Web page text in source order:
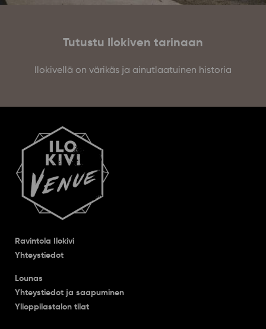
Tutustu Ilokiven tarinaan
Ilokivellä on värikäs ja ainutlaatuinen historia
Ravintola Ilokivi
Yhteystiedot
Lounas
Yhteystiedot ja saapuminen
Ylioppilastalon tilat